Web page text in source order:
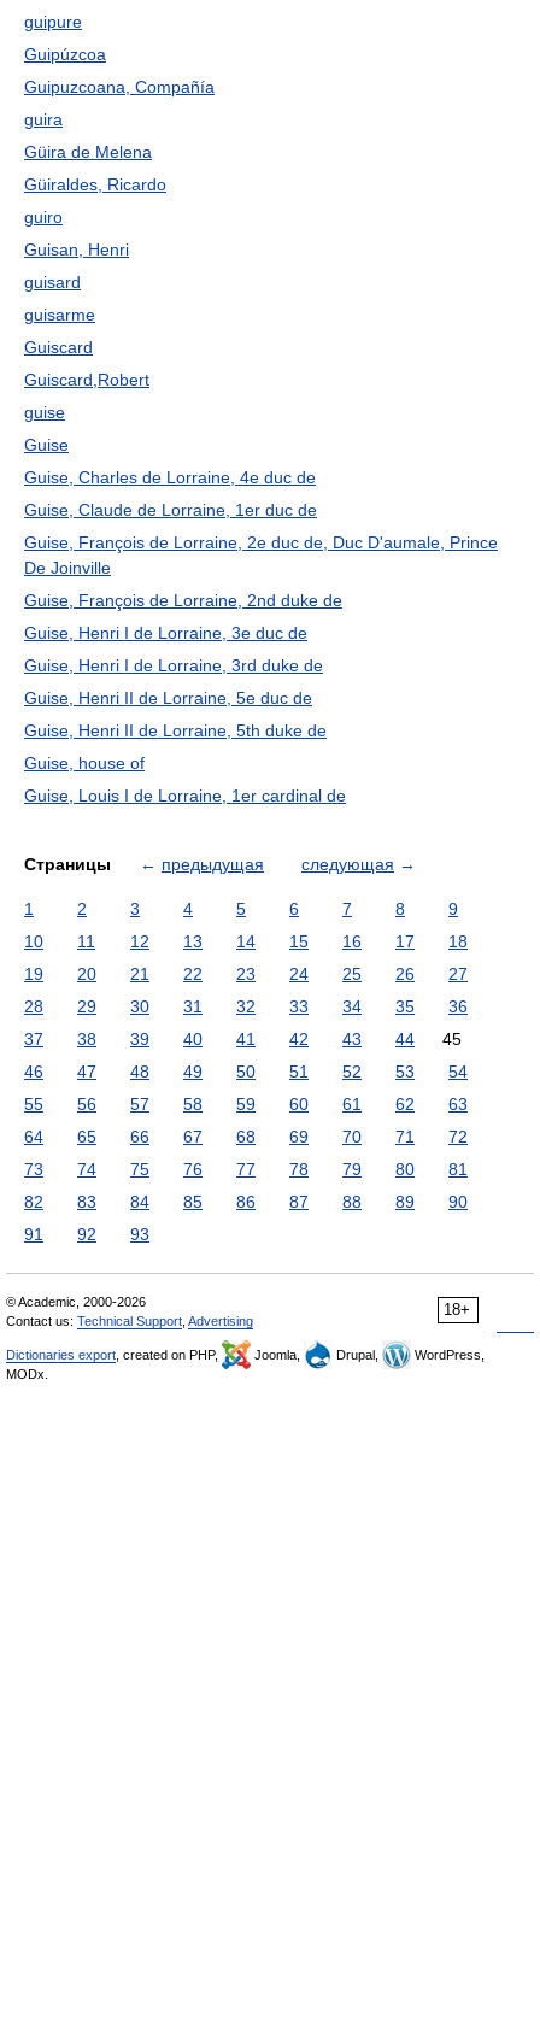
guipure
Guipúzcoa
Guipuzcoana, Compañía
guira
Güira de Melena
Güiraldes, Ricardo
guiro
Guisan, Henri
guisard
guisarme
Guiscard
Guiscard,Robert
guise
Guise
Guise, Charles de Lorraine, 4e duc de
Guise, Claude de Lorraine, 1er duc de
Guise, François de Lorraine, 2e duc de, Duc D'aumale, Prince
De Joinville
Guise, François de Lorraine, 2nd duke de
Guise, Henri I de Lorraine, 3e duc de
Guise, Henri I de Lorraine, 3rd duke de
Guise, Henri II de Lorraine, 5e duc de
Guise, Henri II de Lorraine, 5th duke de
Guise, house of
Guise, Louis I de Lorraine, 1er cardinal de
Страницы ← предыдущая следующая →
1 2 3 4 5 6 7 8
9
10
11 12 13 14 15 16 17
18
19
20 21 22 23 24 25 26
27
28
29 30 31 32 33 34 35
36
37
38 39 40 41 42 43 44
45
46
47 48 49 50 51 52 53
54
55
56 57 58 59 60 61 62
63
64
65 66 67 68 69 70 71
72
73
74 75 76 77 78 79 80
81
82
83 84 85 86 87 88 89
90
91
92 93
18+
© Academic, 2000-2026
Contact us: Technical Support Advertising
Dictionaries export , created on PHP, Joomla, Drupal,
WordPress,
MODx.